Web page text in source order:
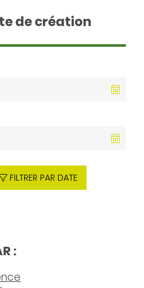
de création
FILTRER PAR DATE
: